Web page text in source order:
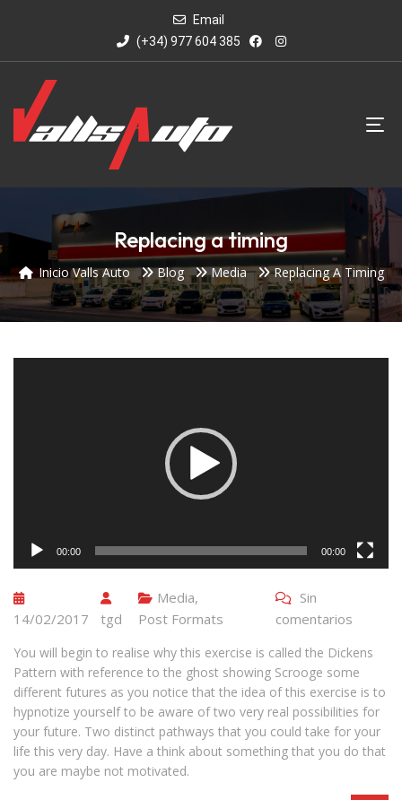
Email
(+34) 977 604 385
Replacing a timing
Inicio Valls Auto Blog Media Replacing A Timing
00:00 00:00
14/02/2017 tgd
Media,
Post Formats
Sin
comentarios
You will begin to realise why this exercise is called the Dickens
Pattern with reference to the ghost showing Scrooge some
different futures as you notice that the idea of this exercise is to
hypnotize yourself to be aware of two very real possibilities for
your future. Two distinct pathways that you could take for your
life this very day. Have a think about something that you do that
you are maybe not motivated.